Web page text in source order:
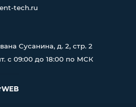
tech.ru
Сусанина, д. 2, стр. 2
с 09:00 до 18:00 по МСК